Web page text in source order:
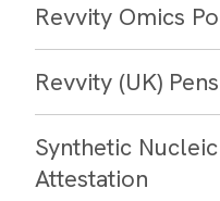
Revvity Omics
Revvity (UK)
Synthetic
Attestation